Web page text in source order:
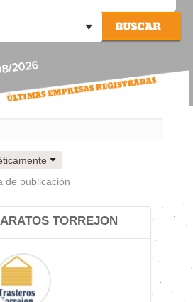
2026
de publicación
TORREJON